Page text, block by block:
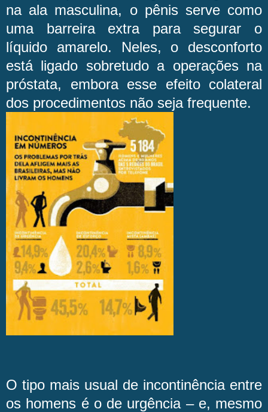
na ala masculina, o pênis serve como
uma barreira extra para segurar o
líquido amarelo. Neles, o desconforto
está ligado sobretudo a operações na
próstata, embora esse efeito colateral
dos procedimentos não seja frequente.
O tipo mais usual de incontinência entre
os homens é o de urgência – e, mesmo